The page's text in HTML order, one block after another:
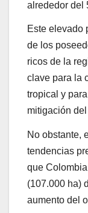
alrededor del
Este elevado
de los
ricos de la
clave para la
tropical y
mitigación
No obstante,
tendencias
que
(107.000 ha)
aumento del